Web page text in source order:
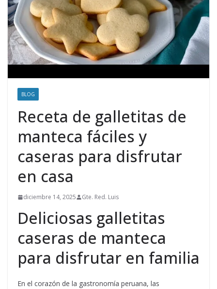
BLOG
Receta de galletitas de
manteca fáciles y
caseras para disfrutar
en casa
diciembre 14, 2025 Gte. Red. Luis
Deliciosas galletitas
caseras de manteca
para disfrutar en familia
En el corazón de la gastronomía peruana, las